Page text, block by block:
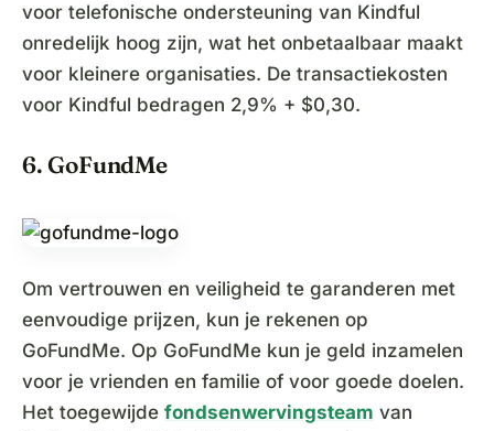
voor telefonische ondersteuning van Kindful
onredelijk hoog zijn, wat het onbetaalbaar maakt
voor kleinere organisaties. De transactiekosten
voor Kindful bedragen 2,9% + $0,30.
6. GoFundMe
Om vertrouwen en veiligheid te garanderen met
eenvoudige prijzen, kun je rekenen op
GoFundMe. Op GoFundMe kun je geld inzamelen
voor je vrienden en familie of voor goede doelen.
Het toegewijde fondsenwervingsteam van